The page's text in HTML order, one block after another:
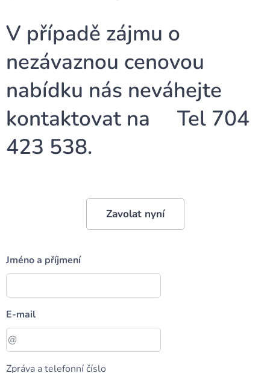
V případě zájmu o
nezávaznou cenovou
nabídku nás neváhejte
kontaktovat na Tel 704
423 538.
Zavolat nyní
Jméno a příjmení
E-mail
Zpráva a telefonní číslo